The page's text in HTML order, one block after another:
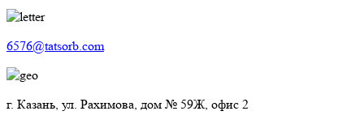
6576@tatsorb.com
г. Казань, ул. Рахимова, дом № 59Ж, офис 2